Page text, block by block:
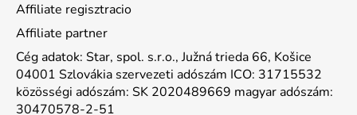
Affiliate regisztracio
Affiliate partner
Cég adatok: Star, spol. s.r.o., Južná trieda 66, Košice
04001 Szlovákia szervezeti adószám ICO: 31715532
közösségi adószám: SK 2020489669 magyar adószám:
30470578-2-51